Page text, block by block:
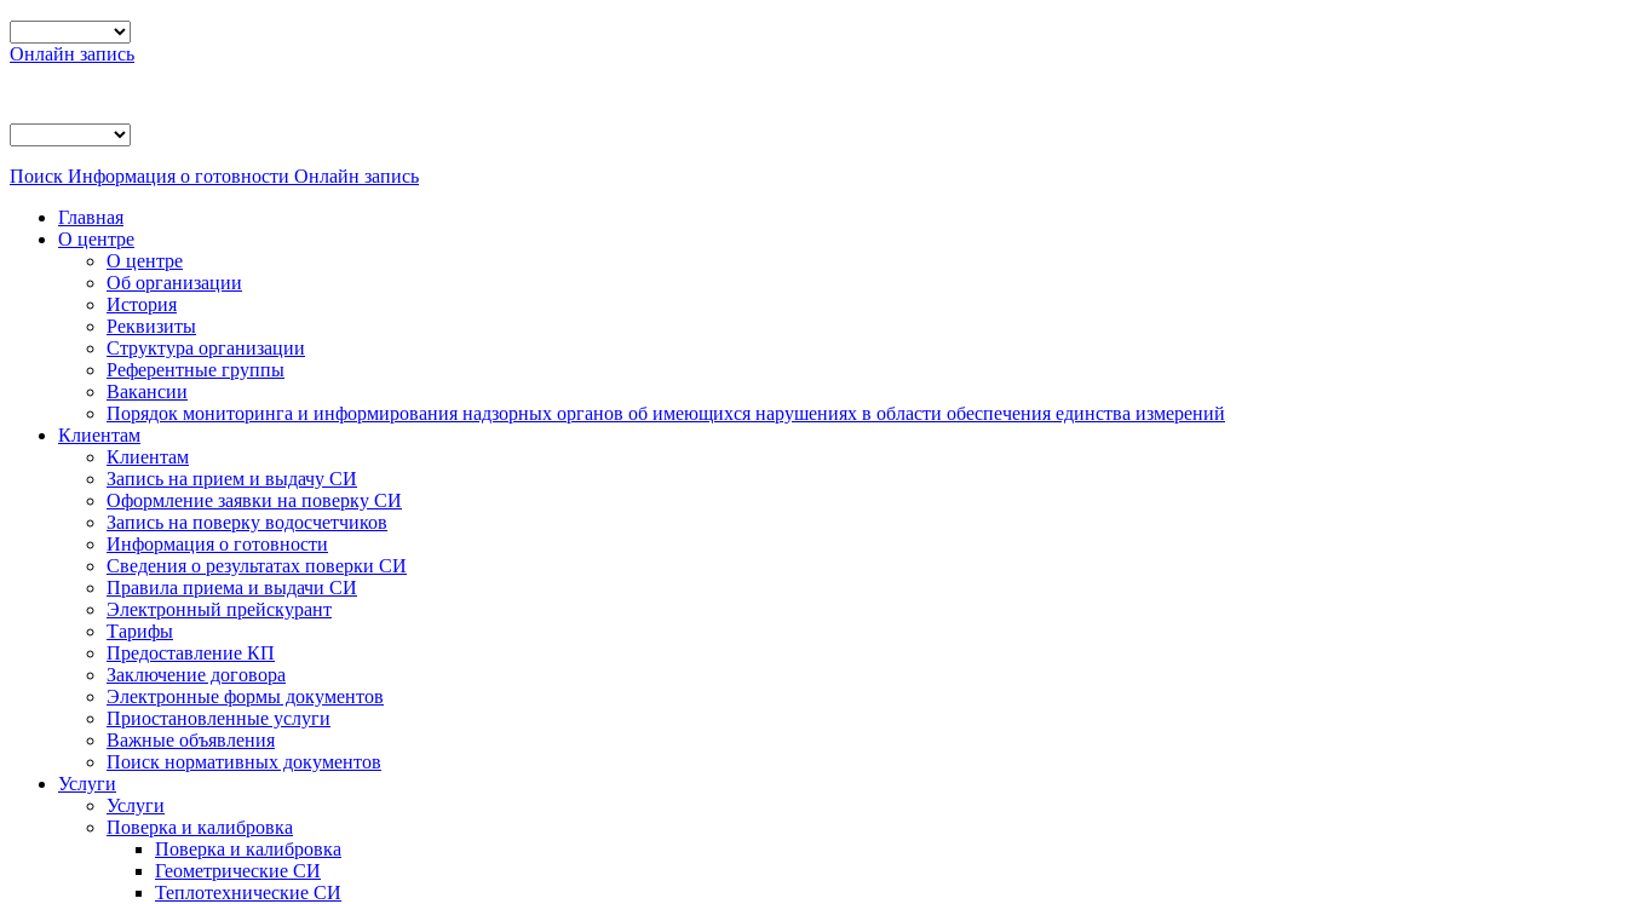
Онлайн запись
Поиск Информация о готовности Онлайн запись
Главная
О центре
О центре
Об организации
История
Реквизиты
Структура организации
Референтные группы
Вакансии
Порядок мониторинга и информирования надзорных органов об имеющихся нарушениях в области обеспечения единства измерений
Клиентам
Клиентам
Запись на прием и выдачу СИ
Оформление заявки на поверку СИ
Запись на поверку водосчетчиков
Информация о готовности
Сведения о результатах поверки СИ
Правила приема и выдачи СИ
Электронный прейскурант
Тарифы
Предоставление КП
Заключение договора
Электронные формы документов
Приостановленные услуги
Важные объявления
Поиск нормативных документов
Услуги
Услуги
Поверка и калибровка
Поверка и калибровка
Геометрические СИ
Теплотехнические СИ